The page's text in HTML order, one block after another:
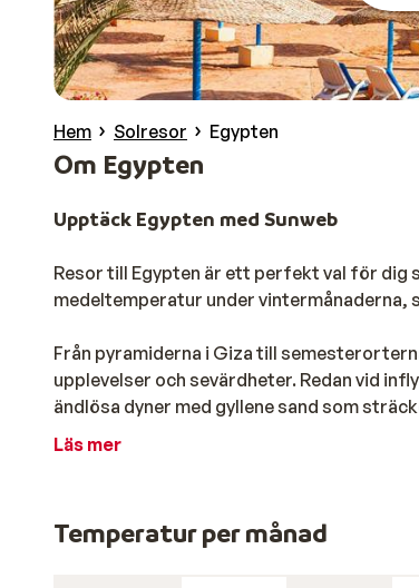
Hem Solresor Egypten
Om Egypten
Upptäck Egypten med Sunweb
Resor till Egypten är ett perfekt val för dig
medeltemperatur under vintermånaderna,
Från pyramiderna i Giza till
upplevelser och sevärdheter. Redan vid
ändlösa dyner med gyllene sand som
våra resor till Egypten kan du njuta av din
En semester i Egypten är en semester
semestra i mysigaEl Gouna, familjevänliga
Läs mer
Temperatur per månad